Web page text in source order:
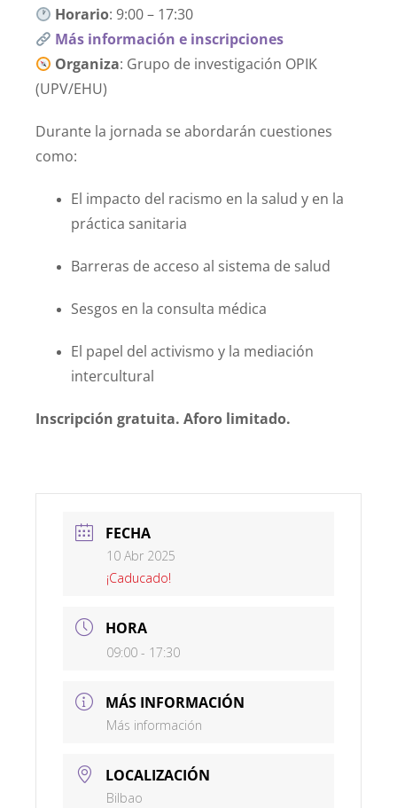
Horario: 9:00 – 17:30
Más información e inscripciones
Organiza: Grupo de investigación OPIK
(UPV/EHU)
Durante la jornada se abordarán cuestiones
como:
El impacto del racismo en la salud y en la
práctica sanitaria
Barreras de acceso al sistema de salud
Sesgos en la consulta médica
El papel del activismo y la mediación
intercultural
Inscripción gratuita. Aforo limitado.
FECHA
10 Abr 2025
¡Caducado!
HORA
09:00 - 17:30
MÁS INFORMACIÓN
Más información
LOCALIZACIÓN
Bilbao